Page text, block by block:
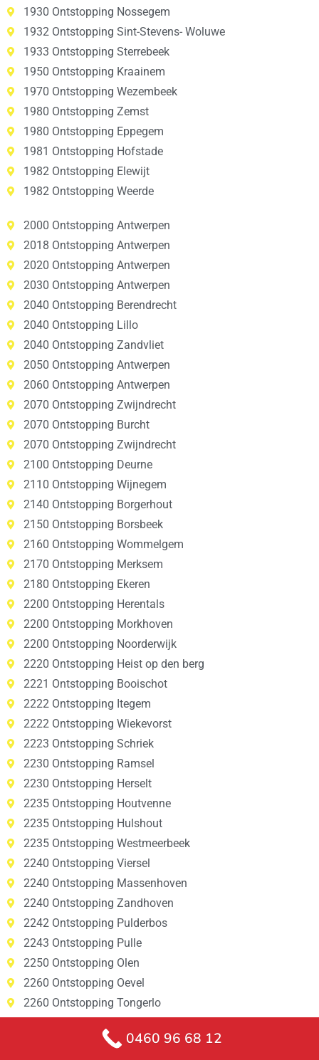
1930 Ontstopping Nossegem
1932 Ontstopping Sint-Stevens- Woluwe
1933 Ontstopping Sterrebeek
1950 Ontstopping Kraainem
1970 Ontstopping Wezembeek
1980 Ontstopping Zemst
1980 Ontstopping Eppegem
1981 Ontstopping Hofstade
1982 Ontstopping Elewijt
1982 Ontstopping Weerde
2000 Ontstopping Antwerpen
2018 Ontstopping Antwerpen
2020 Ontstopping Antwerpen
2030 Ontstopping Antwerpen
2040 Ontstopping Berendrecht
2040 Ontstopping Lillo
2040 Ontstopping Zandvliet
2050 Ontstopping Antwerpen
2060 Ontstopping Antwerpen
2070 Ontstopping Zwijndrecht
2070 Ontstopping Burcht
2070 Ontstopping Zwijndrecht
2100 Ontstopping Deurne
2110 Ontstopping Wijnegem
2140 Ontstopping Borgerhout
2150 Ontstopping Borsbeek
2160 Ontstopping Wommelgem
2170 Ontstopping Merksem
2180 Ontstopping Ekeren
2200 Ontstopping Herentals
2200 Ontstopping Morkhoven
2200 Ontstopping Noorderwijk
2220 Ontstopping Heist op den berg
2221 Ontstopping Booischot
2222 Ontstopping Itegem
2222 Ontstopping Wiekevorst
2223 Ontstopping Schriek
2230 Ontstopping Ramsel
2230 Ontstopping Herselt
2235 Ontstopping Houtvenne
2235 Ontstopping Hulshout
2235 Ontstopping Westmeerbeek
2240 Ontstopping Viersel
2240 Ontstopping Massenhoven
2240 Ontstopping Zandhoven
2242 Ontstopping Pulderbos
2243 Ontstopping Pulle
2250 Ontstopping Olen
2260 Ontstopping Oevel
2260 Ontstopping Tongerlo
2260 Ontstopping Zoerle-Parwijs
0460 96 68 12